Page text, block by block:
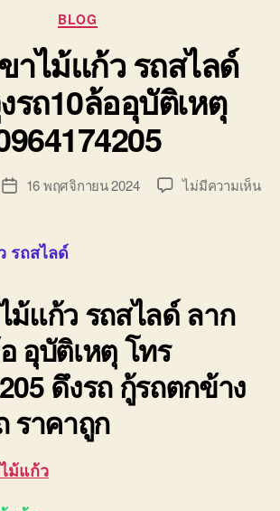
0640711613,
Categories
BLOG
าไม้แก้ว รถสไลด์
รถ10ล้ออุบัติเหตุ
Post16 พฤศจิกายน 2024 ไม่มีความเห็นบน
รถสไลด์
ม้แก้วรถสไลด์ ลาก
อุบัติเหตุ โทร
ดึงรถ กู้รถตกข้าง
ราคาถูก
ม้แก้ว